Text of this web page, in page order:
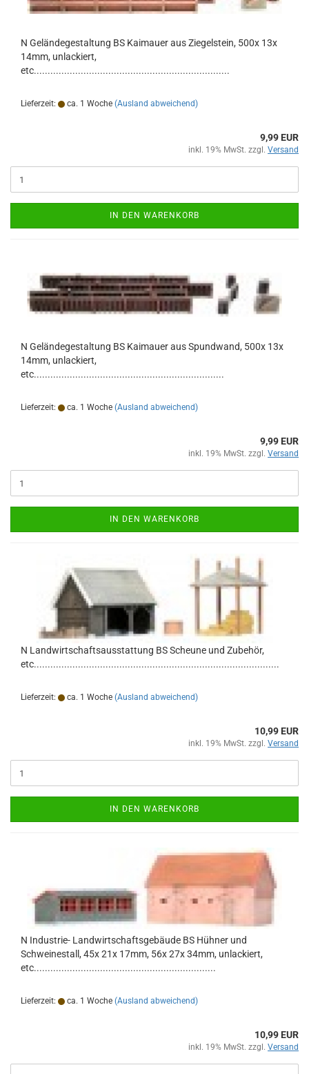
N Geländegestaltung BS Kaimauer aus Ziegelstein, 500x 13x
14mm, unlackiert,
etc.......................................................................
Lieferzeit: ca. 1 Woche (Ausland abweichend)
9,99 EUR
inkl. 19% MwSt. zzgl. Versand
IN DEN WARENKORB
N Geländegestaltung BS Kaimauer aus Spundwand, 500x 13x
14mm, unlackiert,
etc.....................................................................
Lieferzeit: ca. 1 Woche (Ausland abweichend)
9,99 EUR
inkl. 19% MwSt. zzgl. Versand
IN DEN WARENKORB
N Landwirtschaftsausstattung BS Scheune und Zubehör,
etc.........................................................................................
Lieferzeit: ca. 1 Woche (Ausland abweichend)
10,99 EUR
inkl. 19% MwSt. zzgl. Versand
IN DEN WARENKORB
N Industrie- Landwirtschaftsgebäude BS Hühner und
Schweinestall, 45x 21x 17mm, 56x 27x 34mm, unlackiert,
etc..................................................................
Lieferzeit: ca. 1 Woche (Ausland abweichend)
10,99 EUR
inkl. 19% MwSt. zzgl. Versand